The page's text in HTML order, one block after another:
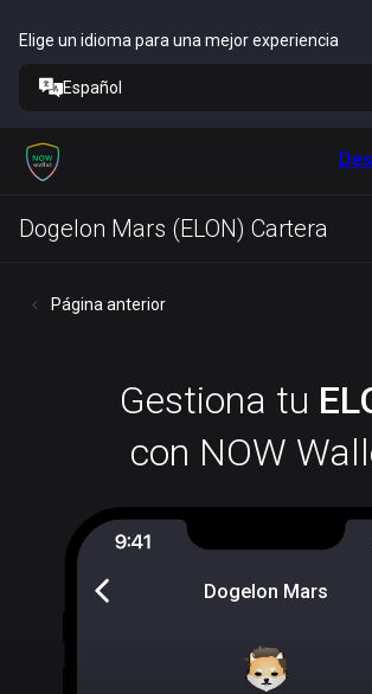
Elige un idioma para una mejor experiencia
Español
Dogelon Mars (ELON) Cartera
Página anterior
Gestiona tu
con NOW
Dogelon Mars